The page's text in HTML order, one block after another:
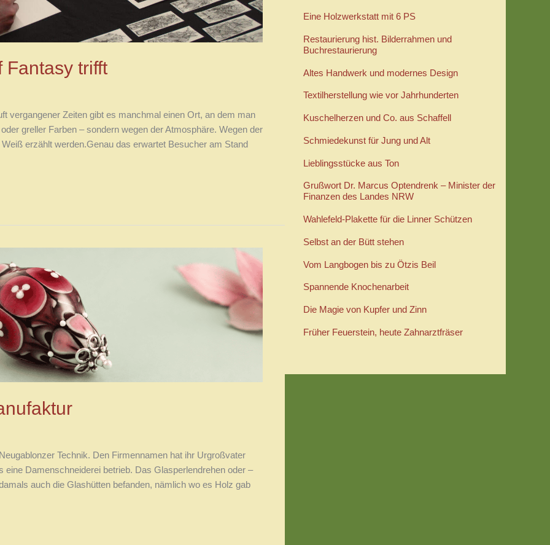
Fantasy trifft
vergangener Zeiten gibt es manchmal einen Ort, an dem man
greller Farben – sondern wegen der Atmosphäre. Wegen der
erzählt werden.Genau das erwartet Besucher am Stand
Technik. Den Firmennamen hat ihr Urgroßvater
Damenschneiderei betrieb. Das Glasperlendrehen oder –
auch die Glashütten befanden, nämlich wo es Holz gab
Eine Holzwerkstatt mit 6 PS
Restaurierung hist. Bilderrahmen und
Buchrestaurierung
Altes Handwerk und modernes Design
Textilherstellung wie vor Jahrhunderten
Kuschelherzen und Co. aus Schaffell
Schmiedekunst für Jung und Alt
Lieblingsstücke aus Ton
Grußwort Dr. Marcus Optendrenk – Minister der
Finanzen des Landes NRW
Wahlefeld-Plakette für die Linner Schützen
Selbst an der Bütt stehen
Vom Langbogen bis zu Ötzis Beil
Spannende Knochenarbeit
Die Magie von Kupfer und Zinn
Früher Feuerstein, heute Zahnarztfräser